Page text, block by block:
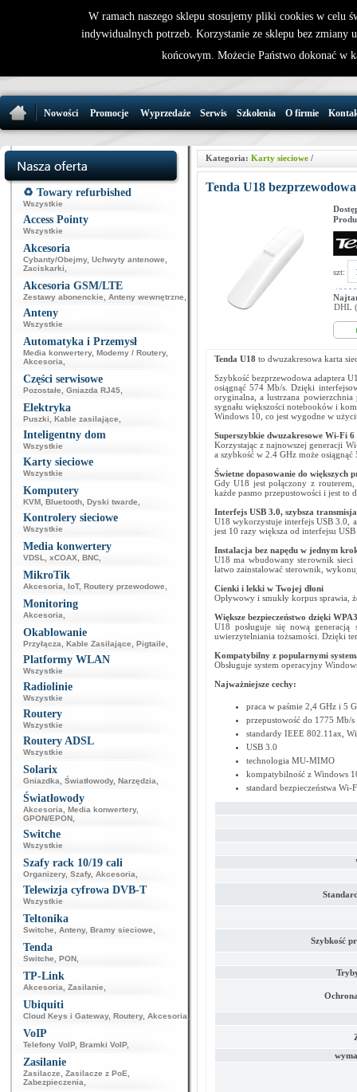
32 721 86
Nowości Promocje Wyprzedaże Serwis Szkolenia O firmie
♻️ Towary refurbished
Wszystkie
Access Pointy
Wszystkie
Akcesoria
Cybanty/Obejmy, Uchwyty antenowe
Zaciskarki
Akcesoria GSM/LTE
Zestawy abonenckie Anteny wewnętrzne
Anteny
Wszystkie
Automatyka i Przemysł
Media konwertery, Modemy / Routery,
Akcesoria
Części serwisowe
Pozostałe Gniazda RJ45
Elektryka
Puszki Kable zasilające
Inteligentny dom
Wszystkie
Karty sieciowe
Wszystkie
Komputery
KVM Bluetooth Dyski twarde
Kontrolery sieciowe
Wszystkie
Media konwertery
VDSL xCOAX BNC
MikroTik
Akcesoria IoT, Routery przewodowe
Monitoring
Akcesoria
Okablowanie
Przyłącza Kable Zasilające Pigtaile
Platformy WLAN
Wszystkie
Radiolinie
Wszystkie
Routery
Wszystkie
Routery ADSL
Wszystkie
Solarix
Gniazdka Światłowody, Narzędzia
Światłowody
Akcesoria Media konwertery,
GPON/EPON
Switche
Wszystkie
Szafy rack 10/19 cali
Organizery, Szafy, Akcesoria
Telewizja cyfrowa DVB-T
Wszystkie
Teltonika
Switche Anteny, Bramy sieciowe
Tenda
Switche PON
TP-Link
Akcesoria Zasilanie
Ubiquiti
Cloud Keys i Gateway, Routery, Akcesoria
VoIP
Telefony VoIP, Bramki VoIP,
Zasilanie
Zasilacze Zasilacze z PoE
Zabezpieczenia
Kategoria: Karty sieciowe/
Tenda U18
szt:
DHL
Tenda U18 to dwuzakresowa karta
Szybkość bezprzewodowa adaptera
osiągnąć 574 Mb/s. Dzięki
oryginalna, a lustrzana
sygnału większości notebooków i
Windows 10, co jest wygodne w
Superszybkie dwuzakresowe Wi-Fi 6
Korzystając z najnowszej generacji
a szybkość w 2.4 GHz może osiągnąć
Świetne dopasowanie do większych
Gdy U18 jest połączony z
każde pasmo przepustowości i jest to
Interfejs USB 3.0, szybsza transmisja
U18 wykorzystuje interfejs USB 3.0,
jest 10 razy większa od interfejsu
Instalacja bez napędu w jednym
U18 ma wbudowany sterownik sieci
łatwo zainstalować sterownik,
Cienki i lekki w Twojej dłoni
Opływowy i smukły korpus sprawia,
Większe bezpieczeństwo dzięki WPA3
U18 posługuje się nową
uwierzytelniania tożsamości. Dzięki
Kompatybilny z popularnymi
Obsługuje system operacyjny
Najważniejsze cechy:
praca w paśmie 2,4 GHz i 5
przepustowość do 1775 Mb/s
standardy IEEE 802.11ax,
USB 3.0
technologia MU-MIMO
kompatybilność z Windows
standard bezpieczeństwa Wi-
Szybkość
W ramach naszego sklepu stosujemy pliki cookies w celu
indywidualnych potrzeb. Korzystanie ze sklepu bez zmiany
końcowym. Możecie Państwo dokonać w